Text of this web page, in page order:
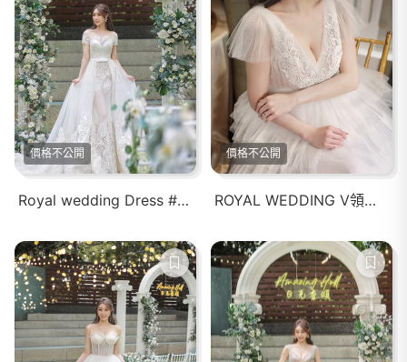
價格不公開
Royal wedding Dress #兩穿式魚尾 家宴禮服
價格不公開
ROYAL WEDDING V領蓬裙家宴禮服